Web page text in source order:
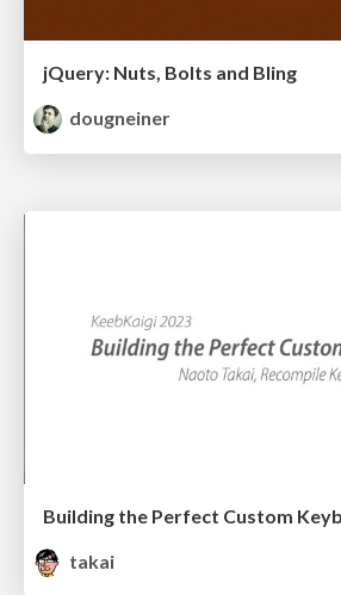
jQuery: Nuts, Bolts and Bling
dougneiner
Building the Perfect Custom
takai